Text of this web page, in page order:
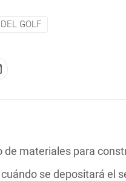
GOLF
materiales para
cuándo se depositará el